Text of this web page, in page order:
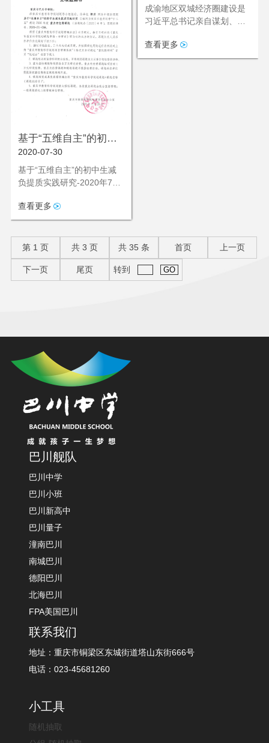
教育协同发展的效应与
成果！
成渝地区双城经济圈建设是
习近平总书记亲自谋划、亲
大区域发展战略。为助力成
渝地区双城经济圈战略的落
查看更多
基于“五维自主”的初中
生减负提质实践研
究-2020年7月立项通知
书
2020-07-30
基于“五维自主”的初中生减
负提质实践研究-2020年7月
查看更多
第 1 页 共 3 页 共 35 条 首页 上一页
下一页 尾页 转到
巴川舰队
巴川中学
巴川小班
巴川新高中
巴川量子
潼南巴川
南城巴川
德阳巴川
北海巴川
FPA美国巴川
联系我们
地址：重庆市铜梁区东城街道塔山东街666号
电话：023-45681260
小工具
随机抽取